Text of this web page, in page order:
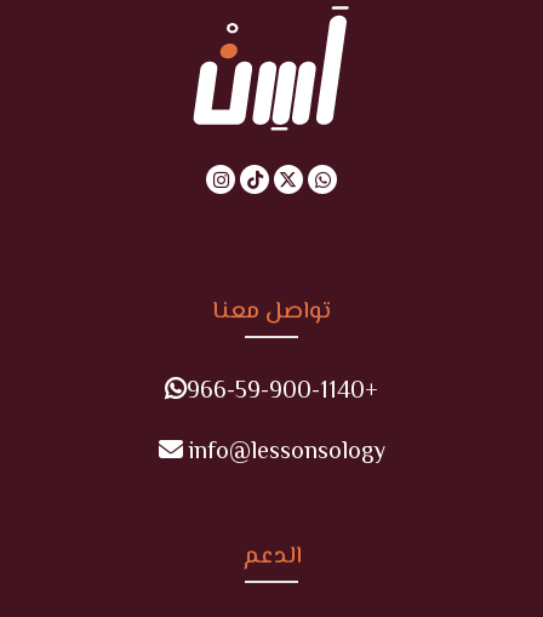
تواصل معنا
+966-59-900-1140
info@lessonsology
الدعم